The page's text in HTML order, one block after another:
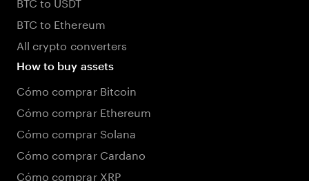
BTC to Ethereum
All crypto converters
How to buy assets
Cómo comprar Bitcoin
Cómo comprar Ethereum
Cómo comprar Solana
Cómo comprar Cardano
Cómo comprar XRP